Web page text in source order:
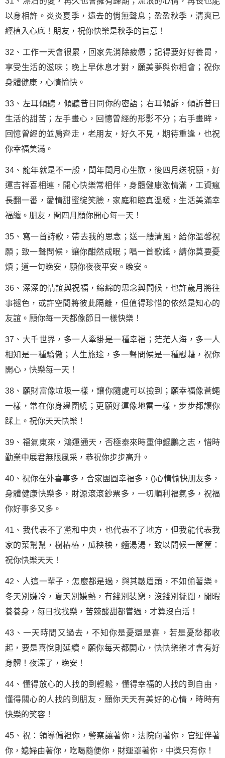
以身相許。炎炎夏季，遠去的悄無聲息；盈盈秋季，清爽已
經植入心底！朋友，祝你快樂是秋季的旨意！
32、工作一天會很累，回家先消除疲憊；記得要好好養胃，
享受生活的滋味；晚上早休息才對，願美夢與你相會；祝你
身體健康，心情愉快。
33、左耳傾聽，傾聽昔日同你的密語；右耳傾訴，傾訴昔日
生活的甜苦；左手畫心，回憶曾經的形影不分；右手畫眸，
回憶曾經的並肩齊走，老朋友，好久不見，期待重逢，也祝
你幸福美滿。
34、龍年就是不一般，閏年閏月心生歡，後四月送祝願，好
運吉祥喜相連，開心快樂常相伴，身體健康激情滿，工資瘋
長翻一番，愛情甜蜜綻笑臉，家庭和睦真溫暖，生活美滿幸
福纏。朋友，閏四月願你開心每一天！
35、寫一首詩歌，帶去我的思念；送一縷清風，給你溫馨祝
願；致一聲問候，讓你酣然成眠；唱一首歌謠，請你莫要憂
煩；道一句晚安，願你夜夜平安。晚安。
36、深深的情誼與祝福，綿綿的思念與問候，也許歲月將往
事褪色，或許空間將彼此隔離，但值得珍惜的依然是知心的
友誼。願你每一天都像節日一樣快樂！
37、大千世界，多一人牽掛是一種幸福；茫茫人海，多一人
相知是一種驕傲；人生旅途，多一聲問候是一種慰藉，祝你
開心，快樂每一天！
38、願財富像垃圾一樣，讓你隨處可以撿到；願幸福像蒼蠅
一樣，常在你身邊圍繞；更願好運像地雷一樣，步步都讓你
踩上。祝你天天快樂！
39、福氣東來，鴻運通天，否極泰來時重伸鯤鵬之志，惜時
勤業中展君無限風采，恭祝你步步高升。
40、祝你在外喜事多，合家團圓幸福多，()心情愉快朋友多，
身體健康快樂多，財源滾滾鈔票多，一切順利福氣多，祝福
你好事多又多。
41、我代表不了黨和中央，也代表不了地方，但我能代表我
家的菜幫幫，樹樁樁，瓜秧秧，麵湯湯，致以問候一筐筐：
祝你快樂天天！
42、人這一輩子，怎麼都是過，與其皺眉頭，不如偷著樂。
冬天別嫌冷，夏天別嫌熱，有錢別裝窮，沒錢別擺闊，閒暇
養養身，每日找找樂，苦辣酸甜都嘗過，才算沒白活！
43、一天時間又過去，不知你是憂還是喜，若是憂愁都收
起，要是喜悅則延續。願你每天都開心，快快樂樂才會有好
身體！夜深了，晚安！
44、懂得放心的人找的到輕鬆，懂得幸福的人找的到自由，
懂得關心的人找的到朋友，願你天天有美好的心情，時時有
快樂的笑容！
45、祝：領導偏袒你，警察讓著你，法院向著你，官運伴著
你，媳婦由著你，吃喝隨便你，財運罩著你，中獎只有你！